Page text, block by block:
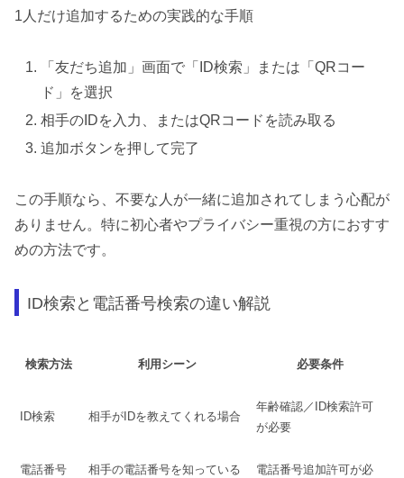
1人だけ追加するための実践的な手順
「友だち追加」画面で「ID検索」または「QRコー
ド」を選択
相手のIDを入力、またはQRコードを読み取る
追加ボタンを押して完了
この手順なら、不要な人が一緒に追加されてしまう心配が
ありません。特に初心者やプライバシー重視の方におすす
めの方法です。
ID検索と電話番号検索の違い解説
検索方法 利用シーン 必要条件
ID検索 相手がIDを教えてくれる場合
年齢確認／ID検索許可
が必要
電話番号
相手の電話番号を知っている
電話番号追加許可が必